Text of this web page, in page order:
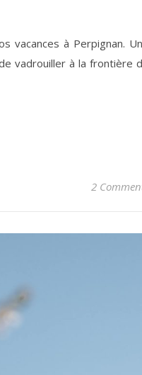
vacances à Perpignan.
vadrouiller à la frontière
2